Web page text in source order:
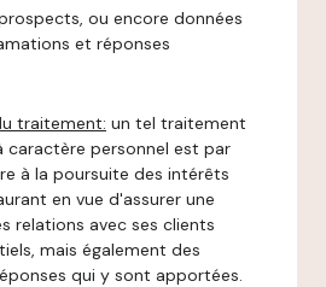
ou encore données
et réponses
traitement: un tel traitement
caractère personnel est par
à la poursuite des intérêts
en vue d'assurer une
relations avec ses clients
mais également des
qui y sont apportées.